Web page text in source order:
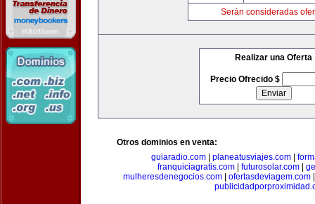
Serán consideradas
Realizar una Oferta
Precio Ofrecido $
Otros dominios en venta:
guiaradio.com
planeatusviajes.com
franquiciagratis.com
futurosolar.com
mulheresdenegocios.com
ofertasdeviagem.com